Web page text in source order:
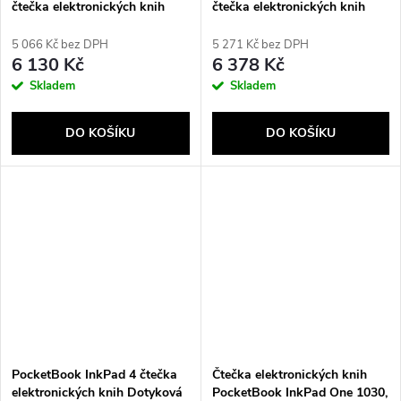
čtečka elektronických knih
Wi-Fi Černá
5 066 Kč bez DPH
6 130 Kč
Skladem
DO KOŠÍKU
čtečka elektronických knih
Wi-Fi Černá
5 271 Kč bez DPH
6 378 Kč
Skladem
DO KOŠÍKU
PocketBook InkPad 4 čtečka
elektronických knih Dotyková
Čtečka elektronických knih
PocketBook InkPad One 1030,